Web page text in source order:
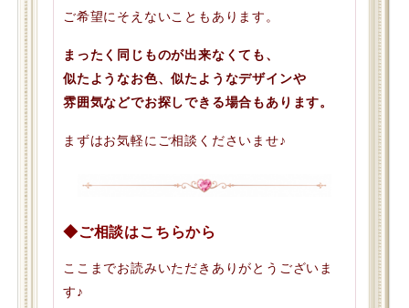
ご希望にそえないこともあります。
まったく同じものが出来なくても、
似たようなお色、似たようなデザインや
雰囲気などでお探しできる場合もあります。
まずはお気軽にご相談くださいませ♪
◆ご相談はこちらから
ここまでお読みいただきありがとうございま
す♪